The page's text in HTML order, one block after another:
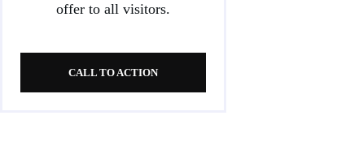
offer to all visitors.
CALL TO ACTION